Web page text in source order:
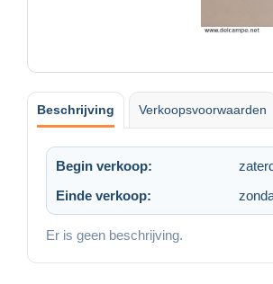
Beschrijving Verkoopsvoorwaarden
Begin verkoop:
Einde verkoop:
Er is geen beschrijving.